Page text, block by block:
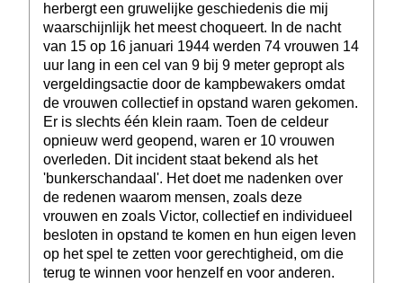
herbergt een gruwelijke geschiedenis die mij
waarschijnlijk het meest choqueert. In de nacht
van 15 op 16 januari 1944 werden 74 vrouwen 14
uur lang in een cel van 9 bij 9 meter gepropt als
vergeldingsactie door de kampbewakers omdat
de vrouwen collectief in opstand waren gekomen.
Er is slechts één klein raam. Toen de celdeur
opnieuw werd geopend, waren er 10 vrouwen
overleden. Dit incident staat bekend als het
'bunkerschandaal'. Het doet me nadenken over
de redenen waarom mensen, zoals deze
vrouwen en zoals Victor, collectief en individueel
besloten in opstand te komen en hun eigen leven
op het spel te zetten voor gerechtigheid, om die
terug te winnen voor henzelf en voor anderen.